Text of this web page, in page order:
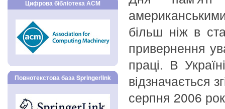
Цифрова бібліотека АСМ
Повнотекстова база Springerlink
більш ніж в
привернення
праці. В
відзначається
серпня 2006